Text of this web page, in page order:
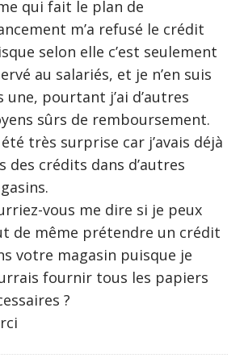
qui fait le plan de
m’a refusé le crédit
selon elle c’est seulement
au salariés, et je n’en suis
une, pourtant j’ai d’autres
sûrs de remboursement.
été très surprise car j’avais déjà
des crédits dans d’autres
vous me dire si je peux
de même prétendre un crédit
votre magasin puisque je
fournir tous les papiers
?